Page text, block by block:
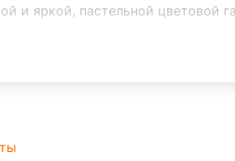
и яркой, пастельной цветовой